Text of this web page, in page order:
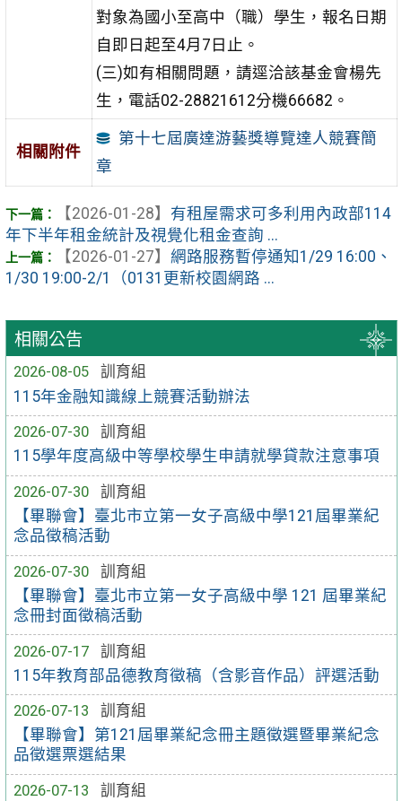
相關公告
2026-08-05
訓育組
115年金融知識線上競賽活動辦法
2026-07-30
訓育組
115學年度高級中等學校學生申請就學貸款注意事項
2026-07-30
訓育組
【畢聯會】臺北市立第一女子高級中學121屆畢業紀
念品徵稿活動
2026-07-30
訓育組
【畢聯會】臺北市立第一女子高級中學 121 屆畢業紀
念冊封面徵稿活動
2026-07-17
訓育組
115年教育部品德教育徵稿（含影音作品）評選活動
2026-07-13
訓育組
【畢聯會】第121屆畢業紀念冊主題徵選暨畢業紀念
品徵選票選結果
2026-07-13
訓育組
對象為國小至高中（職）學生，報名日期
自即日起至4月7日止。
(三)如有相關問題，請逕洽該基金會楊先
生，電話02-28821612分機66682。
相關附件
第十七屆廣達游藝獎導覽達人競賽簡
章
【2026-01-28】 有租屋需求可多利用內政部114
年下半年租金統計及視覺化租金查詢 ...
【2026-01-27】 網路服務暫停通知1/29 16:00、
1/30 19:00-2/1（0131更新校園網路 ...